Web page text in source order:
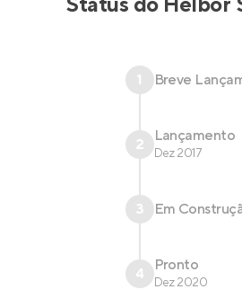
1 Breve
2 Lançamento
Dez 2017
3 Em
4 Pronto
Dez 2020